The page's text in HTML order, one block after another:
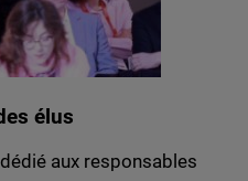
élus
aux responsables